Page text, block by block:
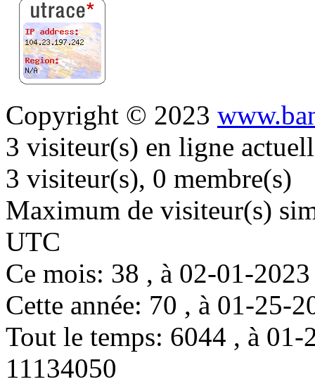
Copyright © 2023
3 visiteur(s) en ligne
3 visiteur(s), 0 membre(s)
Maximum de visiteur(s)
UTC
Ce mois: 38 , à 02-01-
Cette année: 70 , à 01-25-
Tout le temps: 6044 , à
11134050